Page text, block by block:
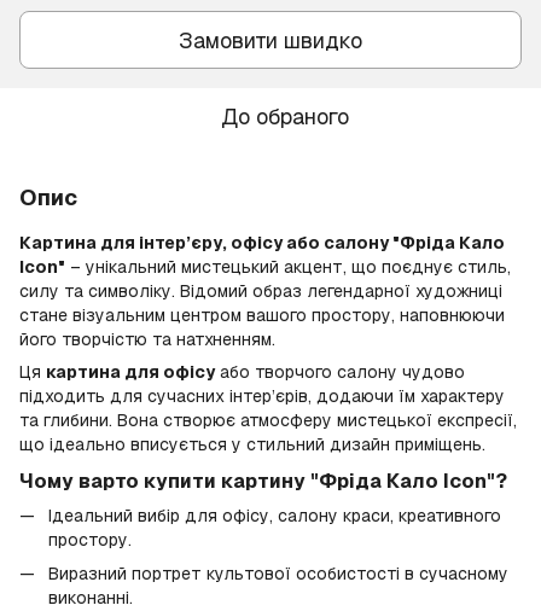
Замовити швидко
До обраного
Опис
Картина для інтер’єру, офісу або салону "Фріда Кало
Icon" – унікальний мистецький акцент, що поєднує стиль,
силу та символіку. Відомий образ легендарної художниці
стане візуальним центром вашого простору, наповнюючи
його творчістю та натхненням.
Ця картина для офісуабо творчого салону чудово
підходить для сучасних інтер’єрів, додаючи їм характеру
та глибини. Вона створює атмосферу мистецької експресії,
що ідеально вписується у стильний дизайн приміщень.
Чому варто купити картину "Фріда Кало Icon"?
Ідеальний вибір для офісу, салону краси, креативного
простору.
Виразний портрет культової особистості в сучасному
виконанні.